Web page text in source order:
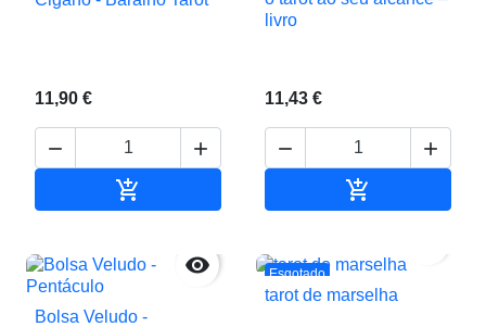
11,90 €
 

livro
11,43 €
 


Bolsa Veludo -
Esgotado
tarot de marselha